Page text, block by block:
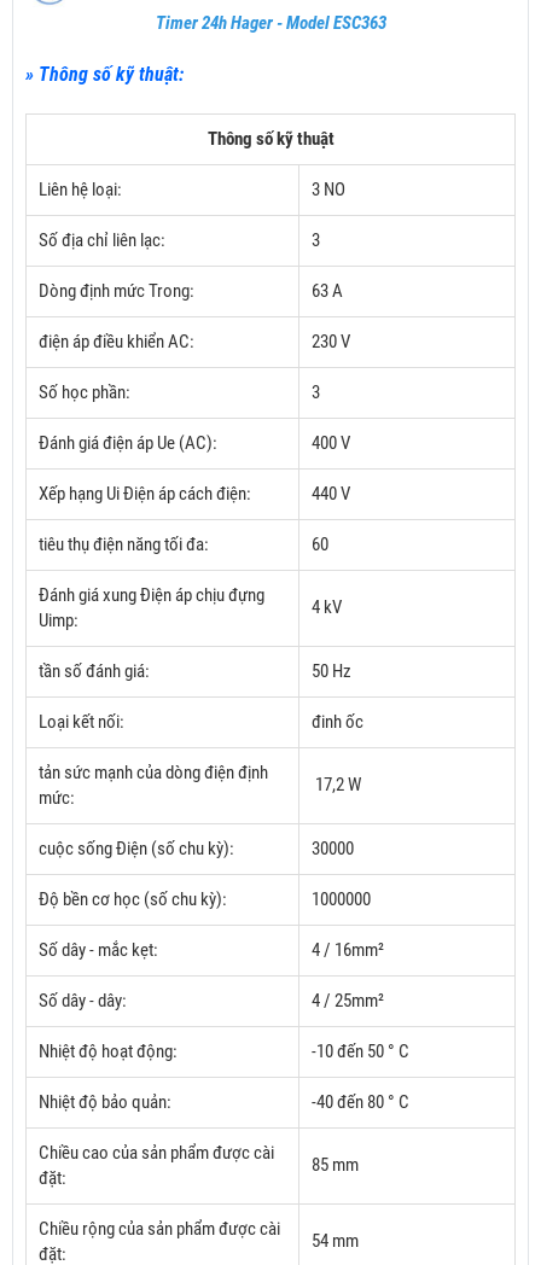
Timer 24h Hager - Model ESC363
» Thông số kỹ thuật:
Thông số kỹ thuật
Liên hệ loại: 3 NO
Số địa chỉ liên lạc: 3
Dòng định mức Trong: 63 A
điện áp điều khiển AC: 230 V
Số học phần: 3
Đánh giá điện áp Ue (AC): 400 V
Xếp hạng Ui Điện áp cách điện: 440 V
tiêu thụ điện năng tối đa: 60
Đánh giá xung Điện áp chịu đựng
Uimp:
4 kV
tần số đánh giá: 50 Hz
Loại kết nối: đinh ốc
tản sức mạnh của dòng điện định
mức:
17,2 W
cuộc sống Điện (số chu kỳ): 30000
Độ bền cơ học (số chu kỳ): 1000000
Số dây - mắc kẹt: 4 / 16mm²
Số dây - dây: 4 / 25mm²
Nhiệt độ hoạt động: -10 đến 50 ° C
Nhiệt độ bảo quản: -40 đến 80 ° C
Chiều cao của sản phẩm được cài
đặt:
85 mm
Chiều rộng của sản phẩm được cài
đặt:
54 mm